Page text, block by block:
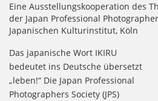
Eine Ausstellungskooperation des
der Japan Professional
Japanischen Kulturinstitut, Köln
Das japanische Wort IKIRU
bedeutet ins Deutsche übersetzt
„leben!“ Die Japan Professional
Photographers Society (JPS)